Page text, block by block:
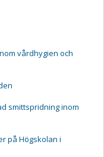
vårdhygien och
smittspridning inom
på Högskolan i